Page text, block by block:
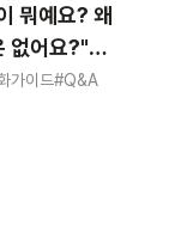
뭐예요? 왜
없어요?"
게 이렇게
가이드#Q&A